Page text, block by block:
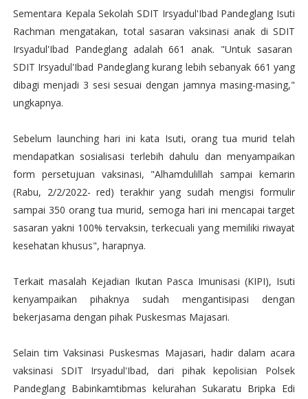
Sementara Kepala Sekolah SDIT Irsyadul'Ibad Pandeglang Isuti
Rachman mengatakan, total sasaran vaksinasi anak di SDIT
Irsyadul'Ibad Pandeglang adalah 661 anak. "Untuk sasaran
SDIT Irsyadul'Ibad Pandeglang kurang lebih sebanyak 661 yang
dibagi menjadi 3 sesi sesuai dengan jamnya masing-masing,"
ungkapnya.
Sebelum launching hari ini kata Isuti, orang tua murid telah
mendapatkan sosialisasi terlebih dahulu dan menyampaikan
form persetujuan vaksinasi, "Alhamdulillah sampai kemarin
(Rabu, 2/2/2022- red) terakhir yang sudah mengisi formulir
sampai 350 orang tua murid, semoga hari ini mencapai target
sasaran yakni 100% tervaksin, terkecuali yang memiliki riwayat
kesehatan khusus", harapnya.
Terkait masalah Kejadian Ikutan Pasca Imunisasi (KIPI), Isuti
kenyampaikan pihaknya sudah mengantisipasi dengan
bekerjasama dengan pihak Puskesmas Majasari.
Selain tim Vaksinasi Puskesmas Majasari, hadir dalam acara
vaksinasi SDIT Irsyadul'Ibad, dari pihak kepolisian Polsek
Pandeglang Babinkamtibmas kelurahan Sukaratu Bripka Edi